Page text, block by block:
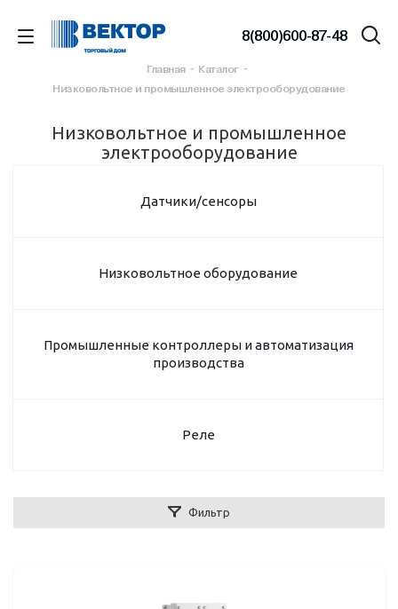
8(800)600-87-48
Главная - Каталог -
Низковольтное и промышленное электрооборудование
Низковольтное и промышленное
электрооборудование
Датчики/сенсоры
Низковольтное оборудование
Промышленные контроллеры и автоматизация
производства
Реле
Фильтр